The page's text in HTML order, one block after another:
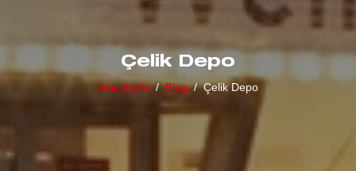
Çelik Depo
Ana Sayfa Blog Çelik Depo